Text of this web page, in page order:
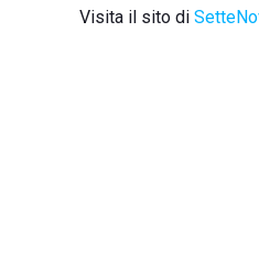
Visita il sito di